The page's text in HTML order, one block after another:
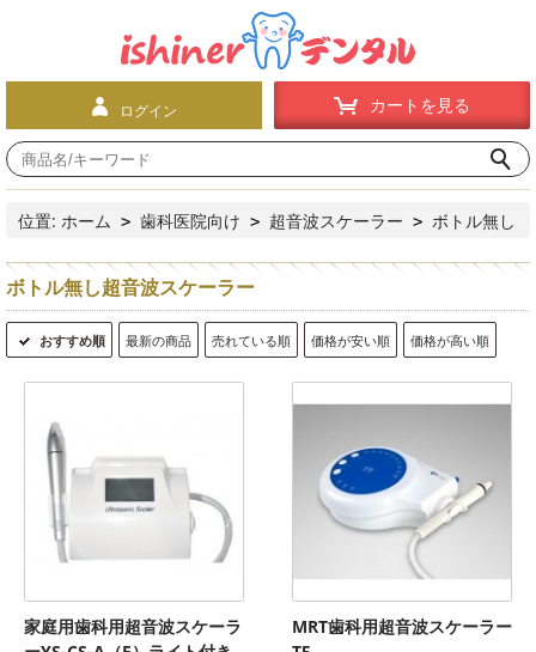
ログイン カートを見る
位置: ホーム > 歯科医院向け > 超音波スケーラー > ボトル無し
ボトル無し超音波スケーラー
おすすめ順 最新の商品 売れている順 価格が安い順 価格が高い順
家庭用歯科用超音波スケーラ
MRT歯科用超音波スケーラー